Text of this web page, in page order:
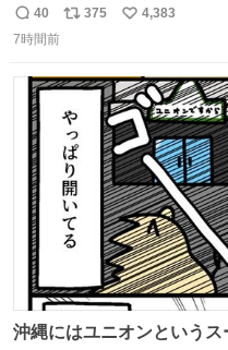
る〜〜〜！！！！！！！！
並んでたのに列からハブ
返
信
40
リ
ト
数
375
い
数
4,383
7時間前
沖縄にはユニオンというス